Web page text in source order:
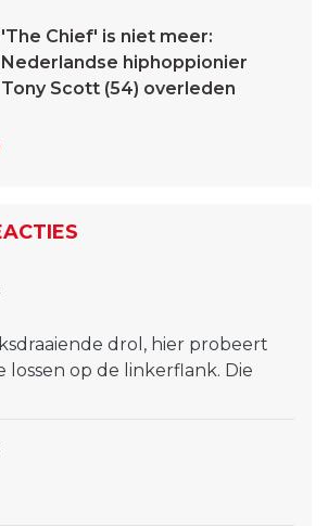
'The Chief' is niet meer:
Nederlandse hiphoppionier
Tony Scott (54) overleden
drol, hier probeert
lossen op de linkerflank. Die